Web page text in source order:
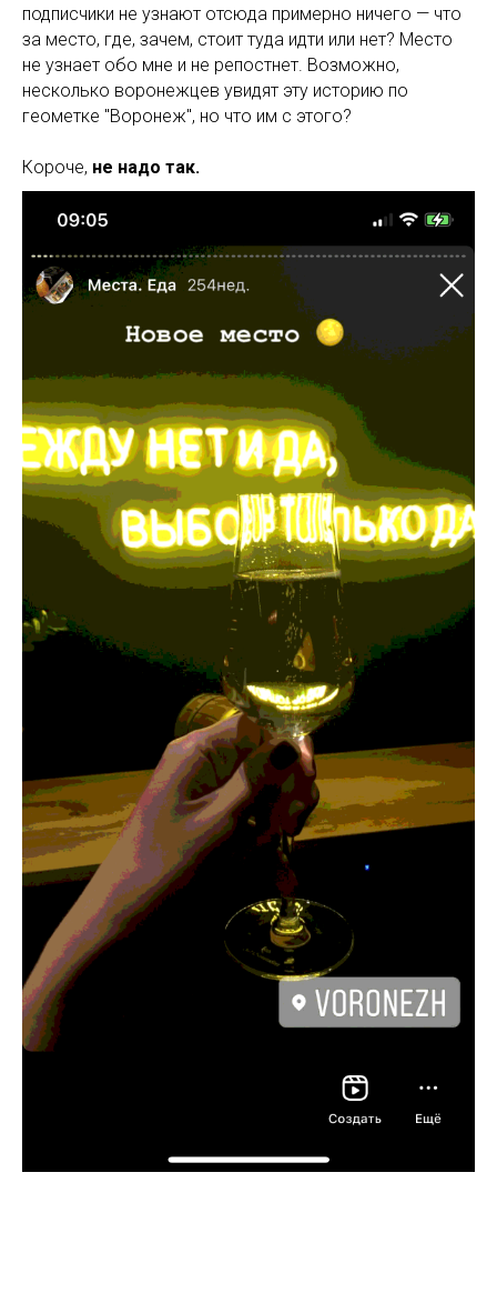
подписчики не узнают отсюда примерно ничего — что
за место, где, зачем, стоит туда идти или нет? Место
не узнает обо мне и не репостнет. Возможно,
несколько воронежцев увидят эту историю по
геометке "Воронеж", но что им с этого?
Короче, не надо так.